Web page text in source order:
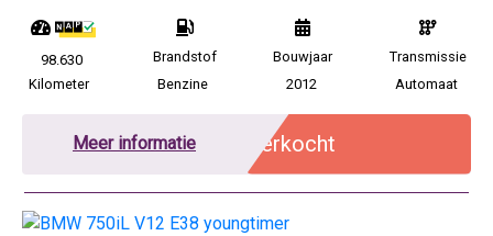
98.630
Kilometer
Brandstof
Benzine
Bouwjaar
2012
Transmissie
Automaat
Meer informatie Verkocht